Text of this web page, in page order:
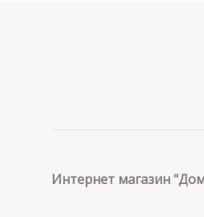
Интернет магазин